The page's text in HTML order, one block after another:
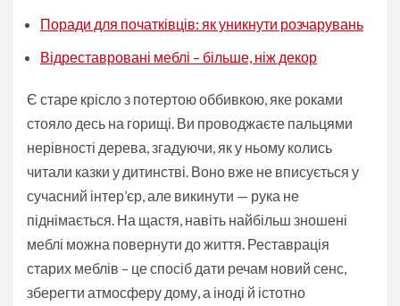
Поради для початківців: як уникнути розчарувань
Відреставровані меблі – більше, ніж декор
Є старе крісло з потертою оббивкою, яке роками
стояло десь на горищі. Ви проводжаєте пальцями
нерівності дерева, згадуючи, як у ньому колись
читали казки у дитинстві. Воно вже не вписується у
сучасний інтер’єр, але викинути — рука не
піднімається. На щастя, навіть найбільш зношені
меблі можна повернути до життя. Реставрація
старих меблів – це спосіб дати речам новий сенс,
зберегти атмосферу дому, а іноді й істотно